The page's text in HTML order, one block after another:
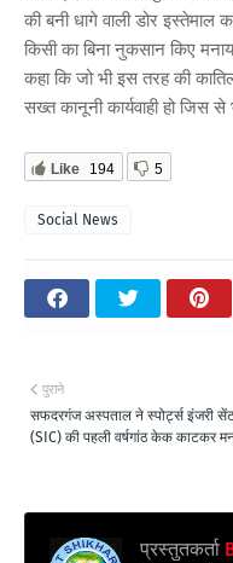
की बनी धागे वाली डोर इस्तेमाल
किसी का बिना नुकसान किए
कहा कि जो भी इस तरह की
सख्त कानूनी कार्यवाही हो जिस
Like 194 5
Social News
पुराने
सफदरगंज अस्पताल ने स्पोर्ट्स इंजरी
(SIC) की पहली वर्षगांठ केक काटकर
प्रस्तुतकर्ता